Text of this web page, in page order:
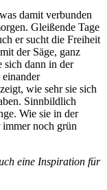
damit verbunden
Gleißende Tage
er sucht die Freiheit
der Säge, ganz
sich dann in der
wie sehr sie sich
Sinnbildlich
Wie sie in der
noch grün
eine Inspiration für